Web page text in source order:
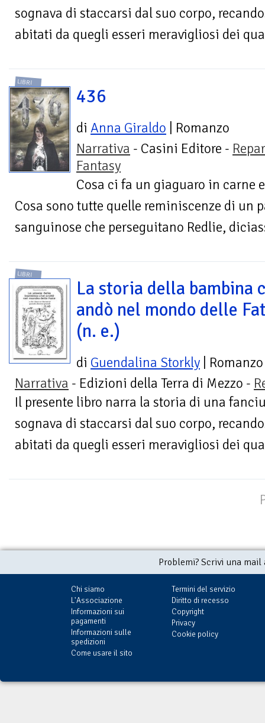
sognava di staccarsi dal suo corpo,
abitati da quegli esseri meravigliosi dei
LIBRI
436
di Anna Giraldo | Romanzo
Narrativa - Casini Editore -
Fantasy
Cosa ci fa un giaguaro in carne
Cosa sono tutte quelle reminiscenze di un
sanguinose che perseguitano Redlie,
LIBRI
La storia della bambina
andò nel mondo delle
(n. e.)
di Guendalina Storkly | Romanzo
Narrativa - Edizioni della Terra di Mezzo -
Il presente libro narra la storia di una
sognava di staccarsi dal suo corpo,
abitati da quegli esseri meravigliosi dei
Problemi? Scrivi una
Chi siamo
L'Associazione
Informazioni sui
pagamenti
Informazioni sulle
spedizioni
Come usare il sito
Termini del servizio
Diritto di recesso
Copyright
Privacy
Cookie policy